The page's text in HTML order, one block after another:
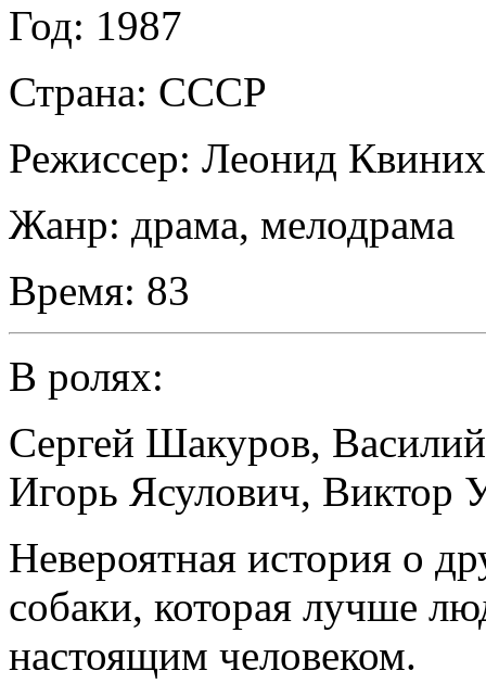
Год: 1987
Страна: СССР
Режиссер: Леонид
Жанр: драма, мелодрама
Время: 83
В ролях:
Сергей Шакуров,
Игорь Ясулович, Виктор
Невероятная история о
собаки, которая лучше
настоящим человеком.